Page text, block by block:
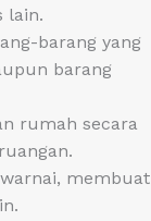
lain.
barang yang
barang
rumah secara
membuat